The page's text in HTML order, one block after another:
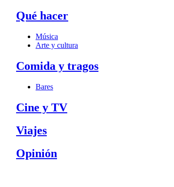
Qué hacer
Música
Arte y cultura
Comida y tragos
Bares
Cine y TV
Viajes
Opinión